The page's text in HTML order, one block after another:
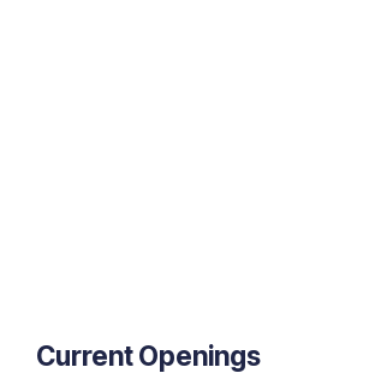
Current Openings